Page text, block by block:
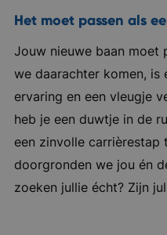
Het moet passen als
Jouw nieuwe baan moet
we daarachter komen, is
ervaring en een vleugje
heb je een duwtje in de
een zinvolle carrièrestap
doorgronden we jou én
zoeken jullie écht? Zijn